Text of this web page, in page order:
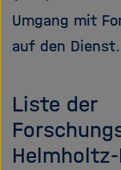
Umgang mit
auf den Dienst.
Liste der